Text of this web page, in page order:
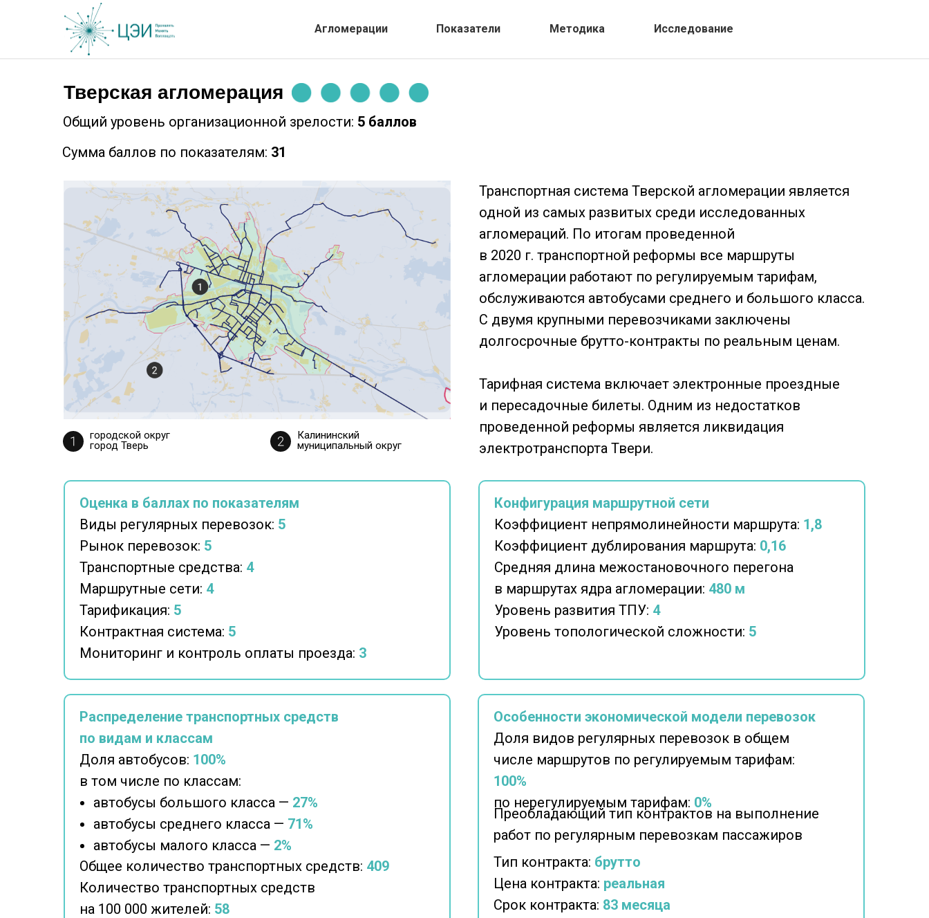
Показатели Методика Исследование
Агломерации
Тверская агломерация
Общий уровень организационной зрелости: 5 баллов
Сумма баллов по показателям: 31
Оценка в баллах по показателям
Виды регулярных перевозок: 5
Рынок перевозок: 5
Транспортные средства: 4
Маршрутные сети: 4
Тарификация: 5
Контрактная система: 5
Мониторинг и контроль оплаты проезда: 3
Транспортная система Тверской агломерации является
одной из самых развитых среди исследованных
агломераций. По итогам проведенной
в 2020 г. транспортной реформы все маршруты
агломерации работают по регулируемым тарифам,
обслуживаются автобусами среднего и большого класса.
С двумя крупными перевозчиками заключены
долгосрочные брутто-контракты по реальным ценам.
Тарифная система включает электронные проездные
и пересадочные билеты. Одним из недостатков
проведенной реформы является ликвидация
электротранспорта Твери.
Конфигурация маршрутной сети
Коэффициент непрямолинейности маршрута: 1,8
Коэффициент дублирования маршрута: 0,16
Средняя длина межостановочного перегона
в маршрутах ядра агломерации: 480 м
Уровень развития ТПУ: 4
Уровень топологической сложности: 5
Распределение транспортных средств
по видам и классам
Доля автобусов: 100%
в том числе по классам:
автобусы большого класса — 27%
автобусы среднего класса — 71%
автобусы малого класса — 2%
Общее количество транспортных средств: 409
Количество транспортных средств
на 100 000 жителей: 58
Особенности экономической модели перевозок
Доля видов регулярных перевозок в общем
числе маршрутов по регулируемым тарифам:
100%
по нерегулируемым тарифам: 0%
Преобладающий тип контрактов на выполнение
работ по регулярным перевозкам пассажиров
Тип контракта: брутто
Цена контракта: реальная
Срок контракта: 83 месяца
городской округ
город Тверь
Калининский
муниципальный округ